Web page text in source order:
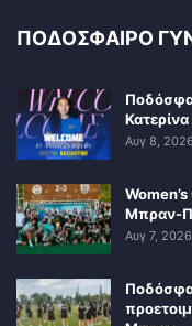
ΠΟΔΟΣΦΑΙΡΟ
Αυγ 8, 2026
Μπραν-
Αυγ 7, 2026